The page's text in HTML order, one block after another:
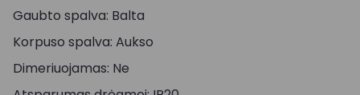
Gaubto spalva: Balta
Korpuso spalva: Aukso
Dimeriuojamas: Ne